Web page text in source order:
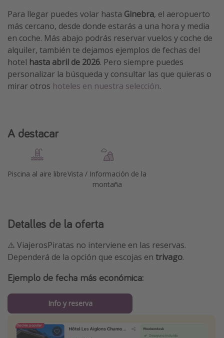
Para llegar puedes volar hasta Ginebra, el aeropuerto
más cercano, desde donde estarás a una hora y media
en coche. Más abajo podrás reservar vuelos y coche de
alquiler, también te dejamos ejemplos de fechas del
hotel hasta abril de 2026. Pero siempre puedes
personalizar la búsqueda y consultar las que quieras o
mirar otros hoteles en nuestra selección.
A destacar
Piscina al aire libreVista / Información de la
montaña
Detalles de la oferta
⚠️ ViajerosPiratas no interviene en las reservas.
Dependerá de la opción que escojas en trivago.
Ejemplo de fecha más económica:
Info y reserva